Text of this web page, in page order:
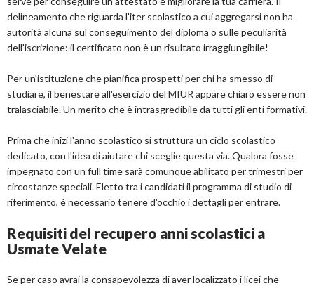
delineamento che riguarda l'iter scolastico a cui aggregarsi non ha
autorità alcuna sul conseguimento del diploma o sulle peculiarità
dell'iscrizione: il certificato non è un risultato irraggiungibile!
Per un'istituzione che pianifica prospetti per chi ha smesso di
studiare, il benestare all'esercizio del MIUR appare chiaro essere non
tralasciabile. Un merito che è intrasgredibile da tutti gli enti formativi.
Prima che inizi l'anno scolastico si struttura un ciclo scolastico
dedicato, con l'idea di aiutare chi sceglie questa via. Qualora fosse
impegnato con un full time sarà comunque abilitato per trimestri per
circostanze speciali. Eletto tra i candidati il programma di studio di
riferimento, è necessario tenere d'occhio i dettagli per entrare.
Requisiti del recupero anni scolastici a
Usmate Velate
Se per caso avrai la consapevolezza di aver localizzato i licei che